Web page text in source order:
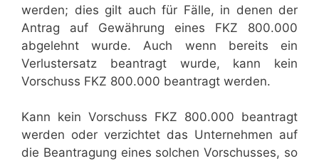
werden; dies gilt auch für Fälle, in denen der
Antrag auf Gewährung eines FKZ 800.000
abgelehnt wurde. Auch wenn bereits ein
Verlustersatz beantragt wurde, kann kein
Vorschuss FKZ 800.000 beantragt werden.
Kann kein Vorschuss FKZ 800.000 beantragt
werden oder verzichtet das Unternehmen auf
die Beantragung eines solchen Vorschusses, so